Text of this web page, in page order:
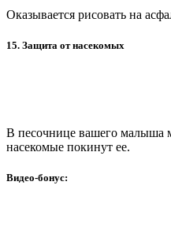
Оказывается рисовать на
15. Защита от насекомых
В песочнице вашего малыша
насекомые покинут ее.
Видео-бонус: